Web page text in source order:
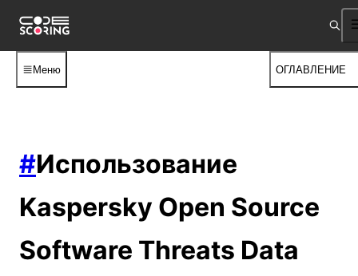
Меню ОГЛАВЛЕНИЕ
#Использование
Kaspersky Open Source
Software Threats Data